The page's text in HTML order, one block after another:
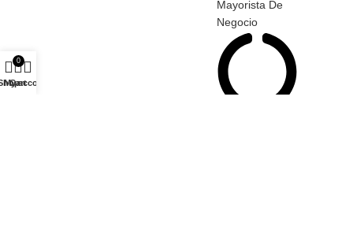
Mayorista De
Negocio
0
Cart
My account